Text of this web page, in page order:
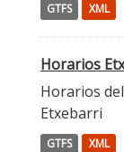
GTFS XML
Horarios
Horarios
Etxebarri
GTFS XML